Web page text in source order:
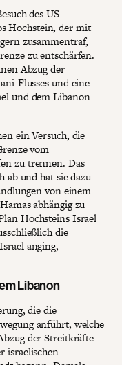
des US-
Hochstein, der mit
zusammentraf,
zu entschärfen.
Abzug der
Flusses und eine
und dem Libanon
ein Versuch, die
vom
zu trennen. Das
ab und hat sie dazu
von einem
abhängig zu
Hochsteins Israel
die
anging,
Libanon
die die
anführt, welche
der Streitkräfte
israelischen